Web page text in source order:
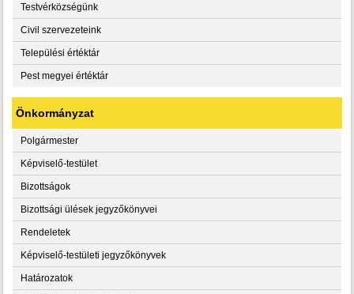
Testvérközségünk
Civil szervezeteink
Települési értéktár
Pest megyei értéktár
Önkormányzat
Polgármester
Képviselő-testület
Bizottságok
Bizottsági ülések jegyzőkönyvei
Rendeletek
Képviselő-testületi jegyzőkönyvek
Határozatok